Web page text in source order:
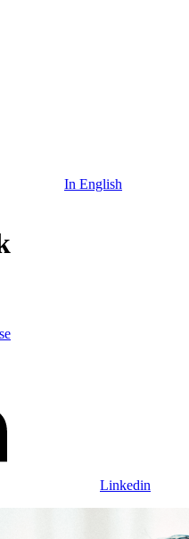
In English
Linkedin